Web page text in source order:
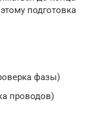
подготовка
фазы)
проводов)